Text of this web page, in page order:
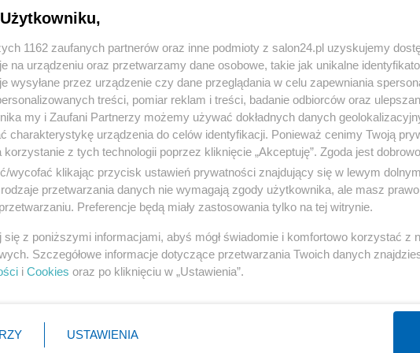
« WRÓĆ DO NOTKI
Polityka
PiS
Rząd
NATO
KO
Gospodarka
Biznes
Pieniądze
Inwestycje
Podatki
1162 zaufanych partnerów oraz inne podmioty z salon24.pl uzyskujemy
na urządzeniu oraz przetwarzamy dane osobowe, takie jak unikalne
wysyłane przez urządzenie czy dane przeglądania w celu zapewniania
treści, pomiar reklam i treści, badanie odbiorców oraz
my i Zaufani Partnerzy możemy używać dokładnych danych
charakterystykę urządzenia do celów identyfikacji. Ponieważ cenimy Twoją
korzystanie z tych technologii poprzez kliknięcie „Akceptuję”. Zgoda jest
wycofać klikając przycisk ustawień prywatności znajdujący się w lewym
przetwarzania danych nie wymagają zgody użytkownika, ale masz
Preferencje będą miały zastosowania tylko na tej witrynie.
się z poniższymi informacjami, abyś mógł świadomie i komfortowo korzystać z
Szczegółowe informacje dotyczące przetwarzania Twoich danych
i Cookies oraz po kliknięciu w „Ustawienia”.
USTAWIENIA